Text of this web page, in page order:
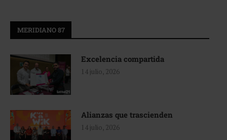
MERIDIANO 87
Excelencia compartida
14 julio, 2026
Alianzas que trascienden
14 julio, 2026